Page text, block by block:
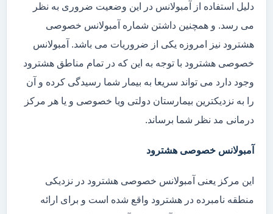
دلیل استفاده از آمبولانس در این وضعیت ضروری به نظر
می رسد. و همچنین داشتن شماره آمبولانس خصوصی
هشترود نیز امروزه یکی از ضروریات می باشد. آمبولانس
خصوصی هشترود با توجه به این که در تمام مناطق هشترود
وجود دارد می تواند سریعا به بیمار شما رسیدگی کرده و آن
را به نزدیکترین بیمارستان دولتی ویا خصوصی و یا هر مرکز
درمانی مد نظر شما برساند.
آمبولانس خصوصی هشترود
این مرکز یعنی آمبولانس خصوصی هشترود در نزدیکی
منطقه نامبرده در هشترود واقع شده است و برای ارائه